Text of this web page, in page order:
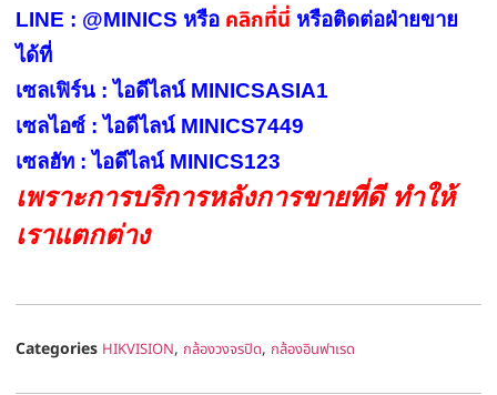
LINE : @MINICS หรือ คลิกที่นี่ หรือติดต่อฝ่ายขาย
ได้ที่
เซลเฟิร์น : ไอดีไลน์ MINICSASIA1
เซลไอซ์ : ไอดีไลน์ MINICS7449
เซลฮัท : ไอดีไลน์ MINICS123
เพราะการบริการหลังการขายที่ดี ทำให้
เราแตกต่าง
Categories HIKVISION, กล้องวงจรปิด, กล้องอินฟาเรด